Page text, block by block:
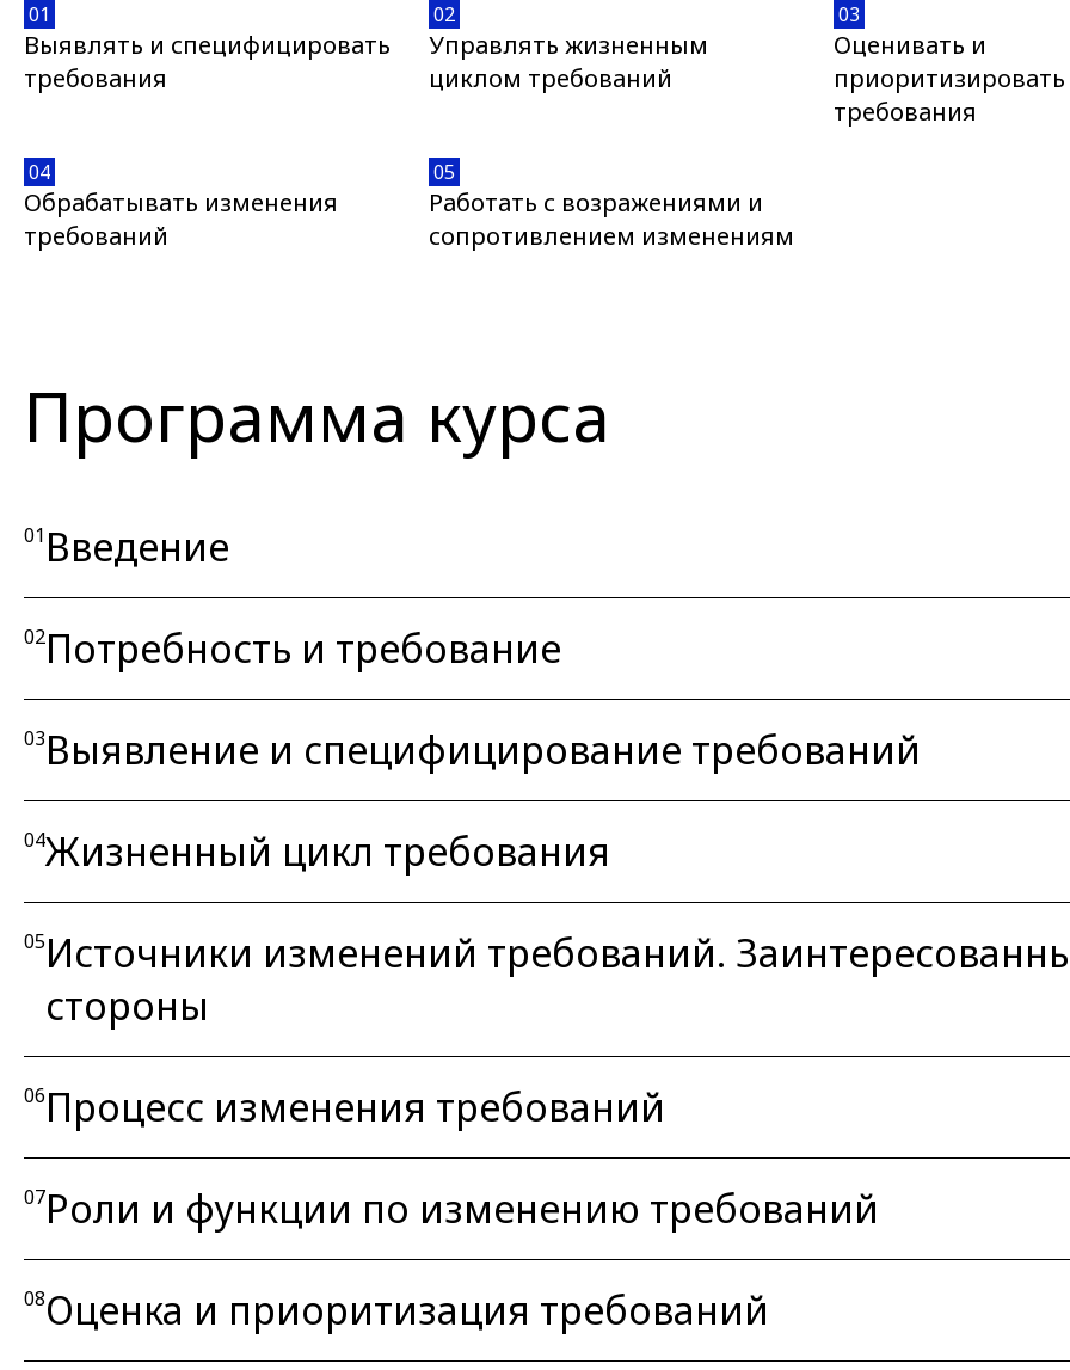
01
Выявлять и специфицировать
требования
02
Управлять жизненным
циклом требований
03
Оценивать и
приоритизировать
требования
04
Обрабатывать изменения
требований
05
Работать с возражениями и
сопротивлением изменениям
Программа курса
01 Введение
02Потребность и требование
03Выявление и специфицирование требований
04Жизненный цикл требования
05Источники изменений требований.
стороны
06Процесс изменения требований
07Роли и функции по изменению требований
08Оценка и приоритизация требований